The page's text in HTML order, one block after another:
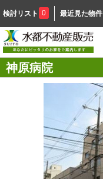
検討リスト 0 最近見た物件
神原病院